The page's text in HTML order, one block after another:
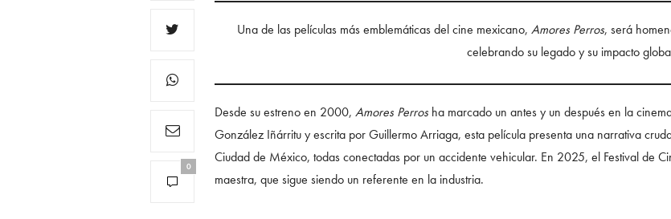
0
Una de las películas más emblemáticas del cine mexicano,Amores Perros, será
celebrando su legado y su impacto
Desde su estreno en 2000, Amores Perros ha marcado un antes y un después en la
González Iñárritu y escrita por Guillermo Arriaga, esta película presenta una narrativa
Ciudad de México, todas conectadas por un accidente vehicular. En 2025, el Festival de
maestra, que sigue siendo un referente en la industria.